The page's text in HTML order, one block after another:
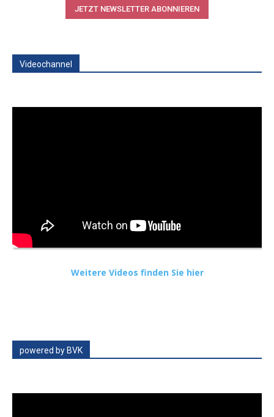
JETZT NEWSLETTER ABONNIEREN
Videochannel
Weitere Videos finden Sie hier
powered by BVK